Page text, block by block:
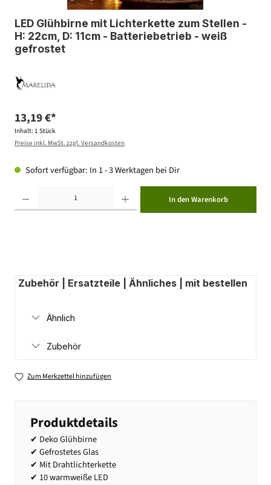
LED Glühbirne mit Lichterkette zum Stellen -
H: 22cm, D: 11cm - Batteriebetrieb - weiß
gefrostet
13,19 €*
Inhalt: 1 Stück
Preise inkl. MwSt. zzgl. Versandkosten
Sofort verfügbar: In 1 - 3 Werktagen bei Dir
In den Warenkorb
Zubehör | Ersatzteile | Ähnliches | mit bestellen
Ähnlich
Zubehör
Zum Merkzettel hinzufügen
Produktdetails
✔ Deko Glühbirne
✔ Gefrostetes Glas
✔ Mit Drahtlichterkette
✔ 10 warmweiße LED